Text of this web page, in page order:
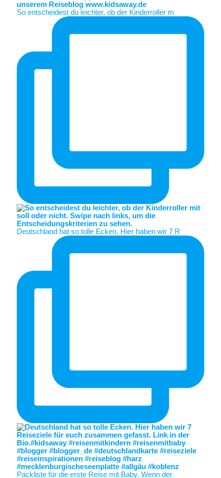
So entscheidest du leichter, ob der Kinderroller m
Deutschland hat so tolle Ecken. Hier haben wir 7 R
Packliste für die erste Reise mit Baby. Wenn der